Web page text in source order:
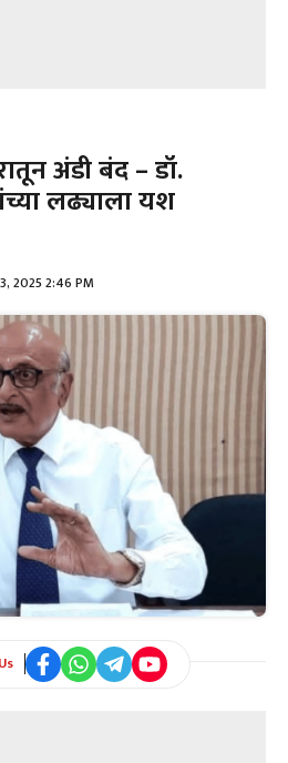
अंडी बंद – डॉ.
लढ्याला यश
2025 2:46 PM